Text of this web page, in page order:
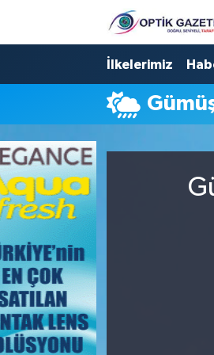
İlkelerimiz
Nöbetçi Eczaneler
Hava Durumu
İstanbul Namaz Vakitleri
Trafik Durumu
Süper Lig Puan Durumu ve
Tüm Manşetler
Son Dakika Haberleri
Haber Arşivi